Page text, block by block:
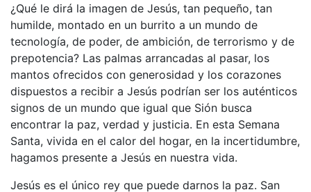
¿Qué le dirá la imagen de Jesús, tan pequeño, tan
humilde, montado en un burrito a un mundo de
tecnología, de poder, de ambición, de terrorismo y de
prepotencia? Las palmas arrancadas al pasar, los
mantos ofrecidos con generosidad y los corazones
dispuestos a recibir a Jesús podrían ser los auténticos
signos de un mundo que igual que Sión busca
encontrar la paz, verdad y justicia. En esta Semana
Santa, vivida en el calor del hogar, en la incertidumbre,
hagamos presente a Jesús en nuestra vida.
Jesús es el único rey que puede darnos la paz. San